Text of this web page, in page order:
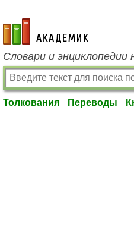
academic.ru
Словари и энциклопедии
Толкования Переводы